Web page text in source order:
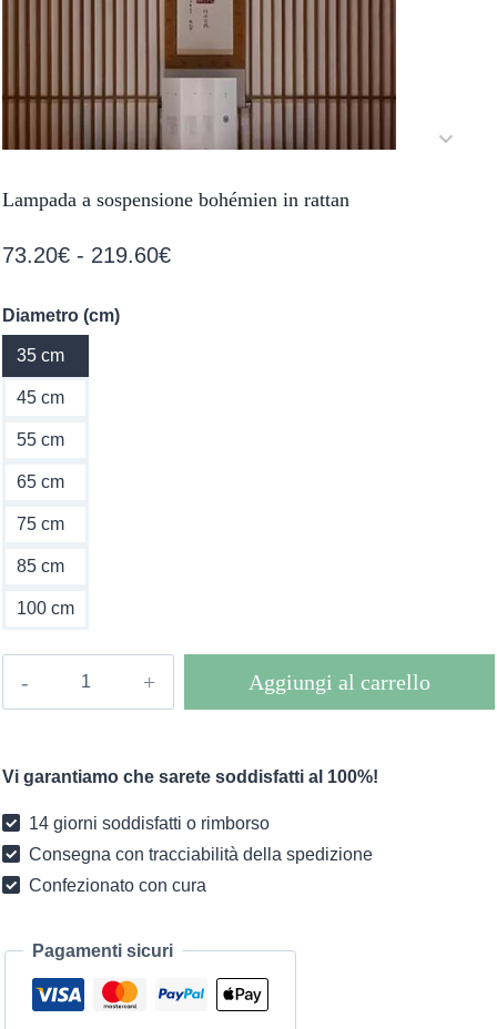
Lampada a sospensione bohémien in rattan
73.20€ - 219.60€Fascia
Diametro (cm)
35 cm
45 cm
55 cm
65 cm
75 cm
85 cm
100 cm
in
quantità
Aggiungi al carrello
Vi garantiamo che sarete soddisfatti al 100%!
14 giorni soddisfatti o rimborso
Consegna con tracciabilità della spedizione
Confezionato con cura
Pagamenti sicuri